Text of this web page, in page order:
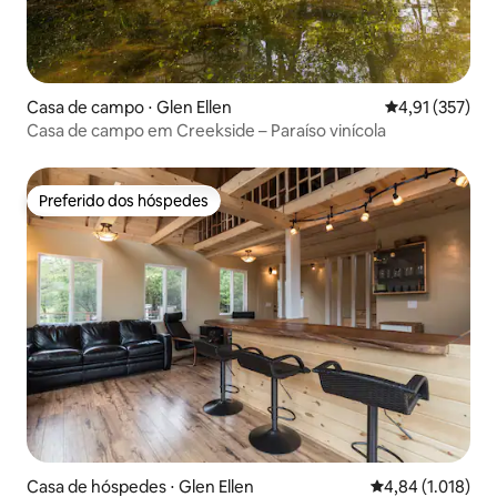
Casa de campo ⋅ Glen Ellen 4,91 de uma
4,91 (357)
Casa de campo em Creekside – Paraíso vinícola
Preferido dos hóspedes
Preferido dos hóspedes
Casa de hóspedes ⋅ Glen Ellen 4,84 de uma
4,84 (1.018)